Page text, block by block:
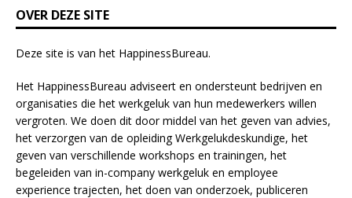
k
.
OVER DEZE SITE
Deze site is van het HappinessBureau.
Het HappinessBureau adviseert en ondersteunt bedrijven en
organisaties die het werkgeluk van hun medewerkers willen
vergroten. We doen dit door middel van het geven van advies,
het verzorgen van de opleidingWerkgelukdeskundige, het
geven van verschillende workshops en trainingen, het
begeleiden van in-company werkgeluk en employee
experiencetrajecten, het doen van onderzoek, publiceren